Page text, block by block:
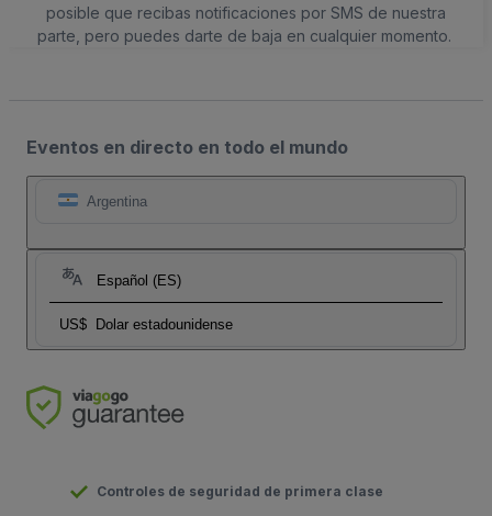
posible que recibas notificaciones por SMS de nuestra
parte, pero puedes darte de baja en cualquier momento.
Eventos en directo en todo el mundo
Argentina
Español (ES)
US$ Dolar estadounidense
Controles de seguridad de primera clase